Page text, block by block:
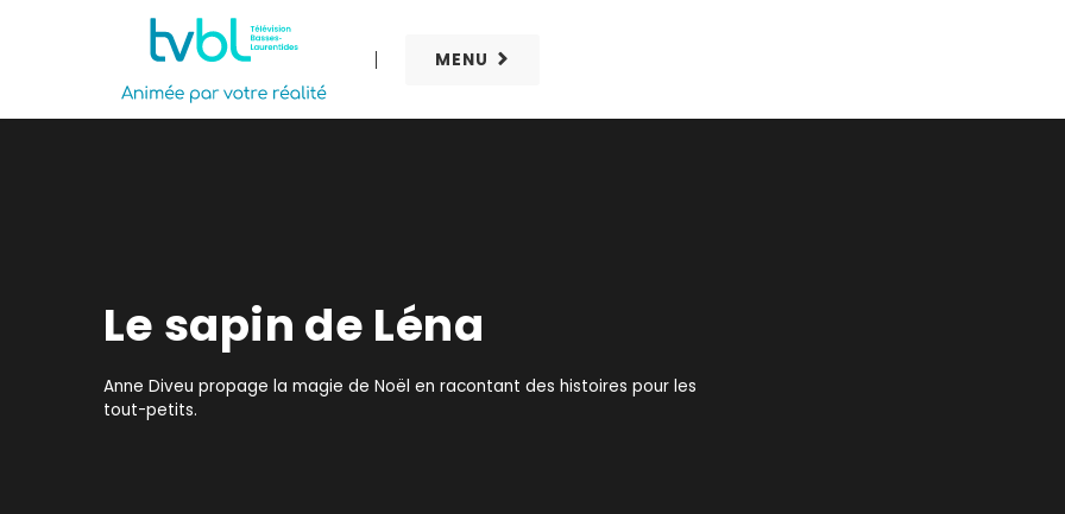
MENU
Le sapin de Léna
Anne Diveu propage la magie de Noël en racontant des histoires pour les
tout-petits.